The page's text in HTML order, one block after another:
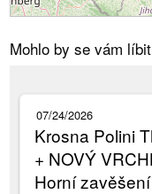
Mohlo by se vám líbit
07/24/2026
Krosna Polini
+ NOVÝ
Horní